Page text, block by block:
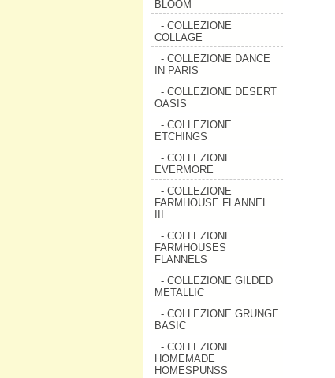
BLOOM
- COLLEZIONE
COLLAGE
- COLLEZIONE DANCE
IN PARIS
- COLLEZIONE DESERT
OASIS
- COLLEZIONE
ETCHINGS
- COLLEZIONE
EVERMORE
- COLLEZIONE
FARMHOUSE FLANNEL
- COLLEZIONE
FARMHOUSES
FLANNELS
- COLLEZIONE GILDED
METALLIC
- COLLEZIONE GRUNGE
BASIC
- COLLEZIONE
HOMEMADE
HOMESPUNSS